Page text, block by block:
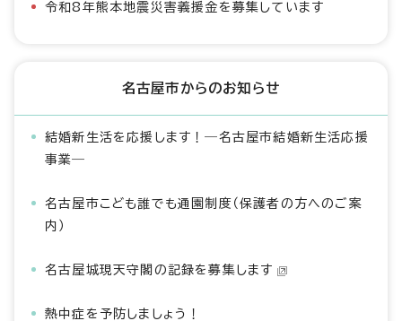
令和8年熊本地震災害義援金を募集しています
名古屋市からのお知らせ
結婚新生活を応援します！―名古屋市結婚新生活応援
事業―
名古屋市こども誰でも通園制度（保護者の方へのご案
内）
名古屋城現天守閣の記録を募集します
熱中症を予防しましょう！